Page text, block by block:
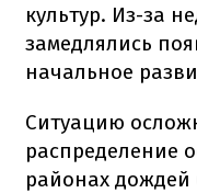
культур. Из-за
замедлялись
начальное
Ситуацию
распределение
районах дождей